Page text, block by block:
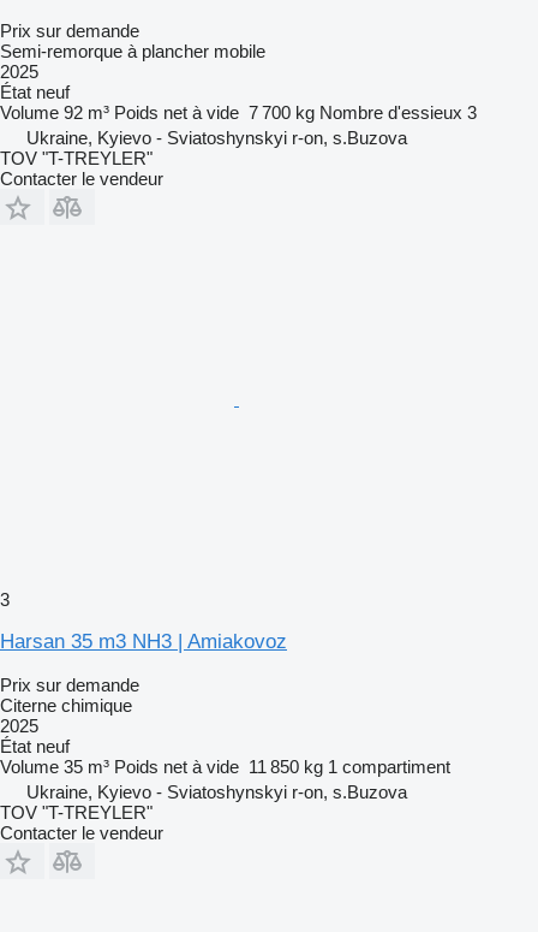
Prix sur demande
Semi-remorque à plancher mobile
2025
État neuf
Volume 92 m³ Poids net à vide 7 700 kg Nombre d'essieux 3
Ukraine, Kyievo - Sviatoshynskyi r-on, s.Buzova
TOV "T-TREYLER"
Contacter le vendeur
3
Harsan 35 m3 NH3 | Amiakovoz
Prix sur demande
Citerne chimique
2025
État neuf
Volume 35 m³ Poids net à vide 11 850 kg 1 compartiment
Ukraine, Kyievo - Sviatoshynskyi r-on, s.Buzova
TOV "T-TREYLER"
Contacter le vendeur